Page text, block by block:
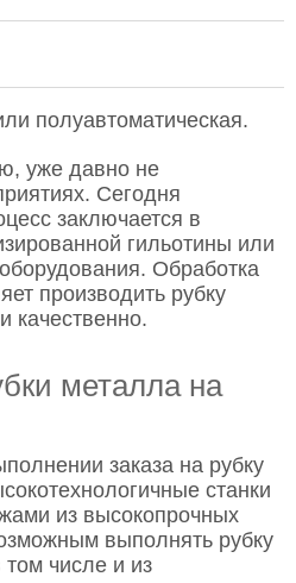
полуавтоматическая.
уже давно не
Сегодня
заключается в
гильотины или
Обработка
производить рубку
качественно.
металла на
заказа на рубку
станки
из высокопрочных
выполнять рубку
числе и из